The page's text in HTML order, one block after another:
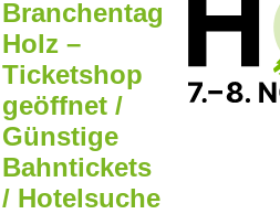
Branchentag
Holz –
Ticketshop
geöffnet /
Günstige
Bahntickets
/ Hotelsuche